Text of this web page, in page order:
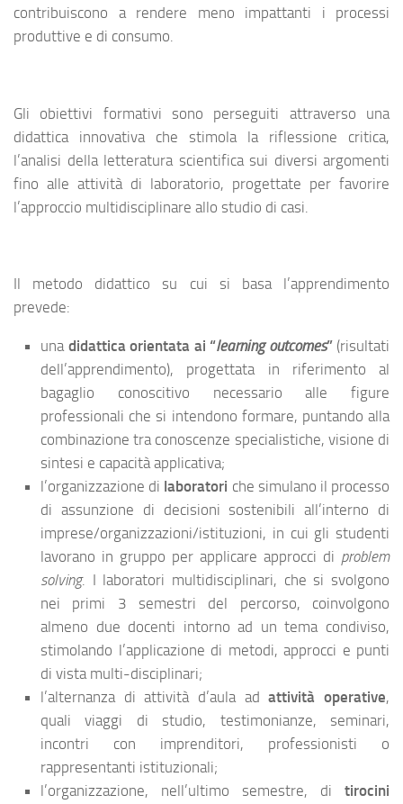
contribuiscono a rendere meno impattanti i processi
produttive e di consumo.
Gli obiettivi formativi sono perseguiti attraverso una
didattica innovativa che stimola la riflessione critica,
l’analisi della letteratura scientifica sui diversi argomenti
fino alle attività di laboratorio, progettate per favorire
l’approccio multidisciplinare allo studio di casi.
Il metodo didattico su cui si basa l’apprendimento
prevede:
una didattica orientata ai “learning outcomes”(risultati
dell’apprendimento), progettata in riferimento al
bagaglio conoscitivo necessario alle figure
professionali che si intendono formare, puntando alla
combinazione tra conoscenze specialistiche, visione di
sintesi e capacità applicativa;
l’organizzazione di laboratori che simulano il processo
di assunzione di decisioni sostenibili all’interno di
imprese/organizzazioni/istituzioni, in cui gli studenti
lavorano in gruppo per applicare approcci di problem
solving. I laboratori multidisciplinari, che si svolgono
nei primi 3 semestri del percorso, coinvolgono
almeno due docenti intorno ad un tema condiviso,
stimolando l’applicazione di metodi, approcci e punti
di vista multi-disciplinari;
l’alternanza di attività d’aula adattività operative,
quali viaggi di studio, testimonianze, seminari,
incontri con imprenditori, professionisti o
rappresentanti istituzionali;
l’organizzazione, nell’ultimo semestre, di tirocini